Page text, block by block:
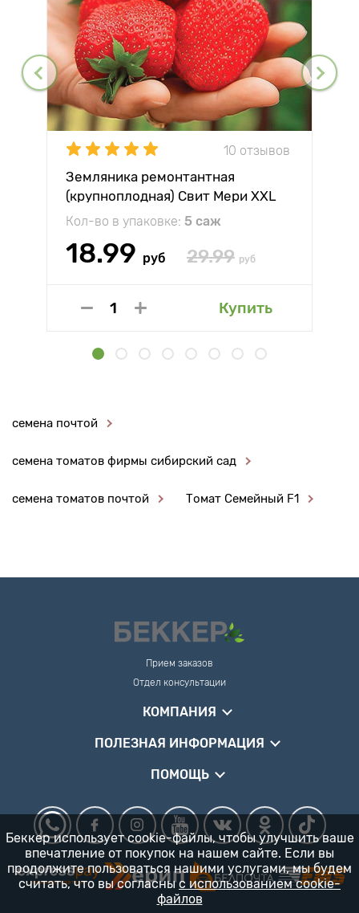
10 отзывов
Земляника ремонтантная
(крупноплодная) Свит Мери XXL
Кол-во в упаковке: 5 саж
18.99 руб 29.99 руб
Купить
семена почтой
семена томатов фирмы сибирский сад
семена томатов почтой Томат Семейный F1
Прием заказов
Отдел консультации
КОМПАНИЯ
ПОЛЕЗНАЯ ИНФОРМАЦИЯ
ПОМОЩЬ
Беккер использует cookie-файлы, чтобы улучшить ваше
впечатление от покупок на нашем сайте. Если вы
продолжите пользоваться нашими услугами, мы будем
считать, что вы согласны с использованием cookie-
файлов